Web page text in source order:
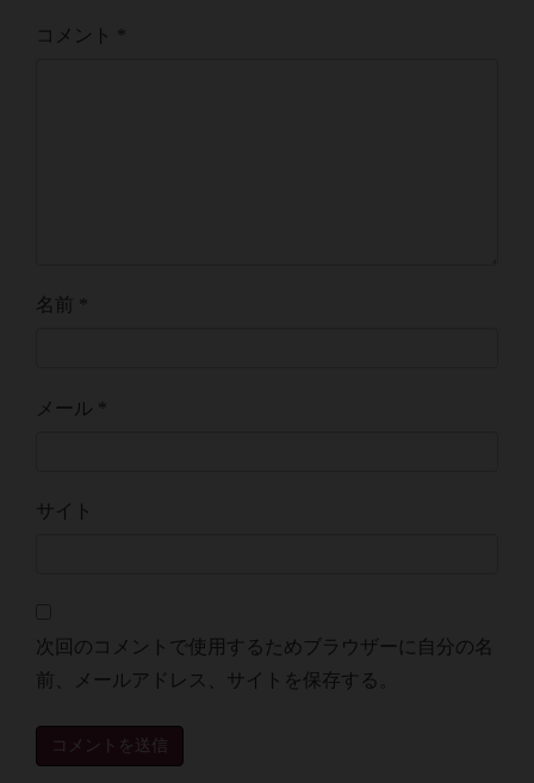
コメント
名前
メール
サイト
次回のコメントで使用するためブラウザーに自分の名
前、メールアドレス、サイトを保存する。